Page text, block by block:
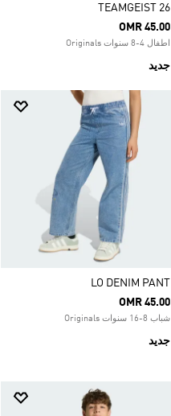
TEAMGEIST 26
OMR 45.00
اطفال 4-8 سنوات Originals
جديد
LO DENIM PANT
OMR 45.00
شباب 8-16 سنوات Originals
جديد